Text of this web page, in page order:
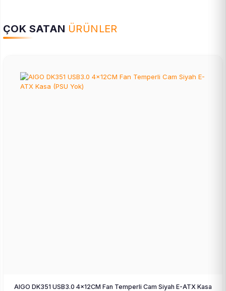
ÇOK SATAN ÜRÜNLER
AIGO DK351 USB3.0 4×12CM Fan Temperli Cam Siyah E-ATX Kasa